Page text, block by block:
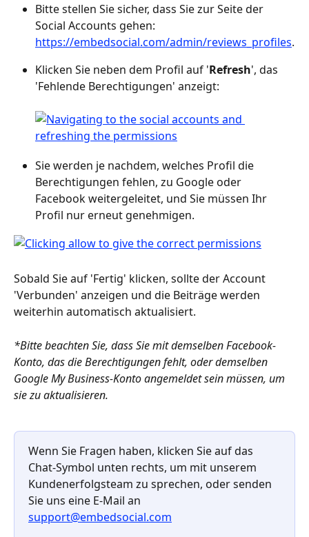
Bitte stellen Sie sicher, dass Sie zur Seite der
Social Accounts gehen:
https://embedsocial.com/admin/reviews_profiles.
Klicken Sie neben dem Profil auf 'Refresh', das
'Fehlende Berechtigungen' anzeigt:
Sie werden je nachdem, welches Profil die
Berechtigungen fehlen, zu Google oder
Facebook weitergeleitet, und Sie müssen Ihr
Profil nur erneut genehmigen.
Sobald Sie auf 'Fertig' klicken, sollte der Account
'Verbunden' anzeigen und die Beiträge werden
weiterhin automatisch aktualisiert.
*Bitte beachten Sie, dass Sie mit demselben Facebook-
Konto, das die Berechtigungen fehlt, oder demselben
Google My Business-Konto angemeldet sein müssen, um
sie zu aktualisieren.
Wenn Sie Fragen haben, klicken Sie auf das
Chat-Symbol unten rechts, um mit unserem
Kundenerfolgsteam zu sprechen, oder senden
Sie uns eine E-Mail an
support@embedsocial.com